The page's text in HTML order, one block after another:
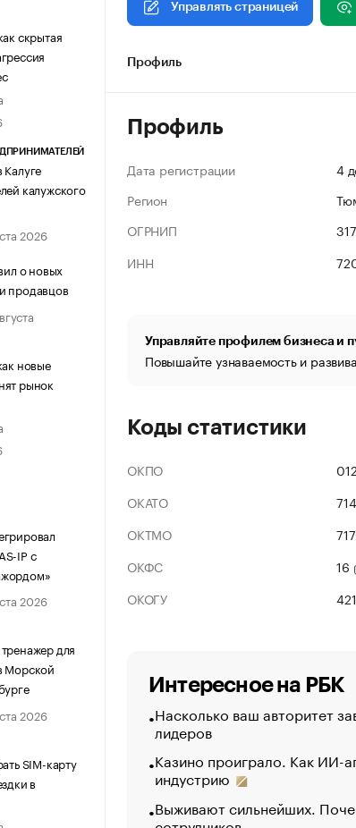
скрытая
калужского
2026
о новых
продавцов
новые
рынок
IP с
2026
для
Морской
2026
SIM-карту
в
Управлять страницей
Профиль
Профиль
Дата регистрации
4
Регион
ОГРНИП
ИНН
Управляйте профилем бизнеса и
Повышайте узнаваемость и
Коды статистики
ОКПО
ОКАТО
ОКТМО
ОКФС
16
ОКОГУ
Интересное на РБК
Насколько ваш авторитет
лидеров
Казино проиграло. Как ИИ-
индустрию
Выживают сильнейших.